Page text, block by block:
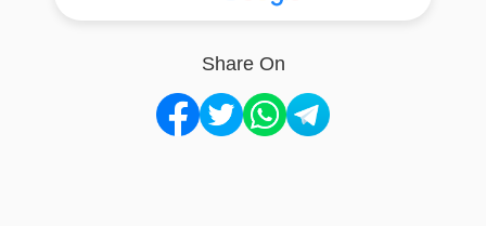
Share On